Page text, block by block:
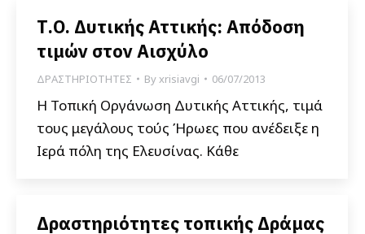
Τ.Ο. Δυτικής Αττικής: Απόδοση
τιμών στον Αισχύλο
ΔΡΑΣΤΗΡΙΟΤΗΤΕΣ Byxrisiavgi 06/07/2013
H Τοπική Οργάνωση Δυτικής Αττικής, τιμά
τους μεγάλους τούς Ήρωες που ανέδειξε η
Ιερά πόλη της Ελευσίνας. Κάθε
Δραστηριότητες τοπικής Δράμας